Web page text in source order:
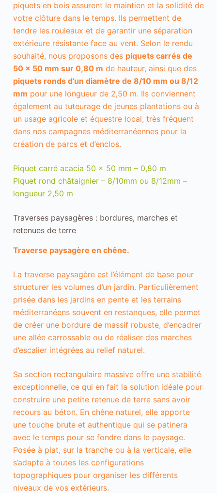
piquets en bois assurent le maintien et la solidité de
votre clôture dans le temps. Ils permettent de
tendre les rouleaux et de garantir une séparation
extérieure résistante face au vent. Selon le rendu
souhaité, nous proposons des piquets carrés de
50 x 50 mm sur 0,80 m de hauteur, ainsi que des
piquets ronds d’un diamètre de 8/10 mm ou 8/12
mm pour une longueur de 2,50 m. Ils conviennent
également au tuteurage de jeunes plantations ou à
un usage agricole et équestre local, très fréquent
dans nos campagnes méditerranéennes pour la
création de parcs et d’enclos.
Piquet carré acacia 50 x 50 mm – 0,80 m
Piquet rond châtaignier – 8/10mm ou 8/12mm –
longueur 2,50 m
Traverses paysagères : bordures, marches et
retenues de terre
Traverse paysagère en chêne.
La traverse paysagère est l’élément de base pour
structurer les volumes d’un jardin. Particulièrement
prisée dans les jardins en pente et les terrains
méditerranéens souvent en restanques, elle permet
de créer une bordure de massif robuste, d’encadrer
une allée carrossable ou de réaliser des marches
d’escalier intégrées au relief naturel.
Sa section rectangulaire massive offre une stabilité
exceptionnelle, ce qui en fait la solution idéale pour
construire une petite retenue de terre sans avoir
recours au béton. En chêne naturel, elle apporte
une touche brute et authentique qui se patinera
avec le temps pour se fondre dans le paysage.
Posée à plat, sur la tranche ou à la verticale, elle
s’adapte à toutes les configurations
topographiques pour organiser les différents
niveaux de vos extérieurs.